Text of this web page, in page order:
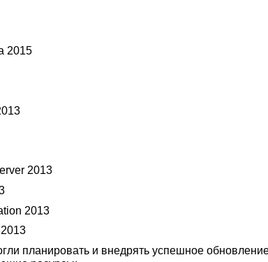
2015
2013
2013
планировать и внедрять успешное